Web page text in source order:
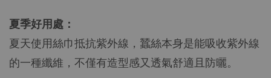
夏季好用處：
夏天使用絲巾抵抗紫外線，蠶絲本身是能吸收紫外線
的一種纖維，不僅有造型感又透氣舒適且防曬。